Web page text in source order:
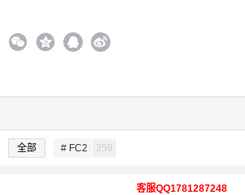
全部 # FC2 359
客服QQ1781287248